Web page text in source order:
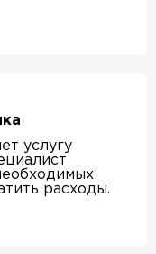
услугу
расходы.